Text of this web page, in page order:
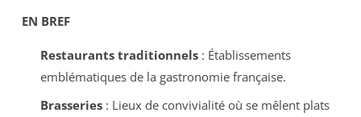
EN BREF
Restaurants traditionnels: Établissements
emblématiques de la gastronomie française.
Brasseries: Lieux de convivialité où se mêlent plats